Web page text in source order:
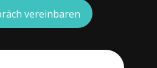
vereinbaren